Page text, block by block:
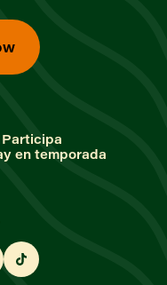
Participa
en temporada